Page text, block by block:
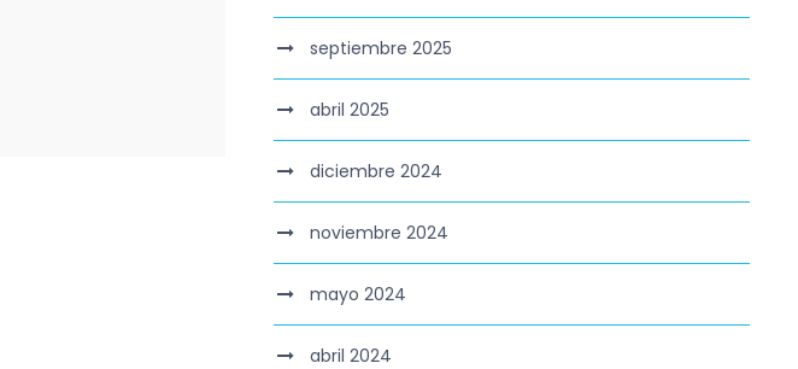
septiembre 2025
abril 2025
diciembre 2024
noviembre 2024
mayo 2024
abril 2024